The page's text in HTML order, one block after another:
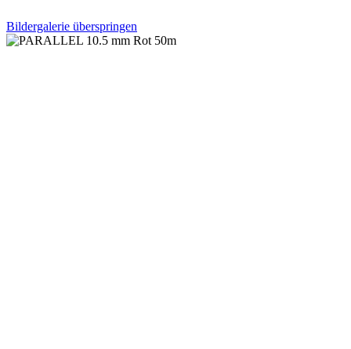
Bildergalerie überspringen